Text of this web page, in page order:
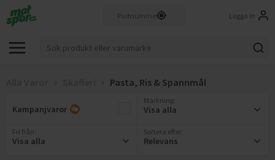
Logga in
Pasta, Ris & Spannmål
Kampanjvaror
Märkning
Visa alla
Fri från
Visa alla
Sortera efter:
Relevans